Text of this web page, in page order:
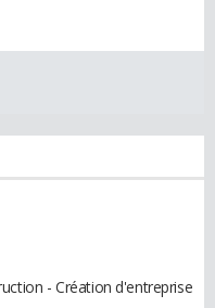
- Création d'entreprise